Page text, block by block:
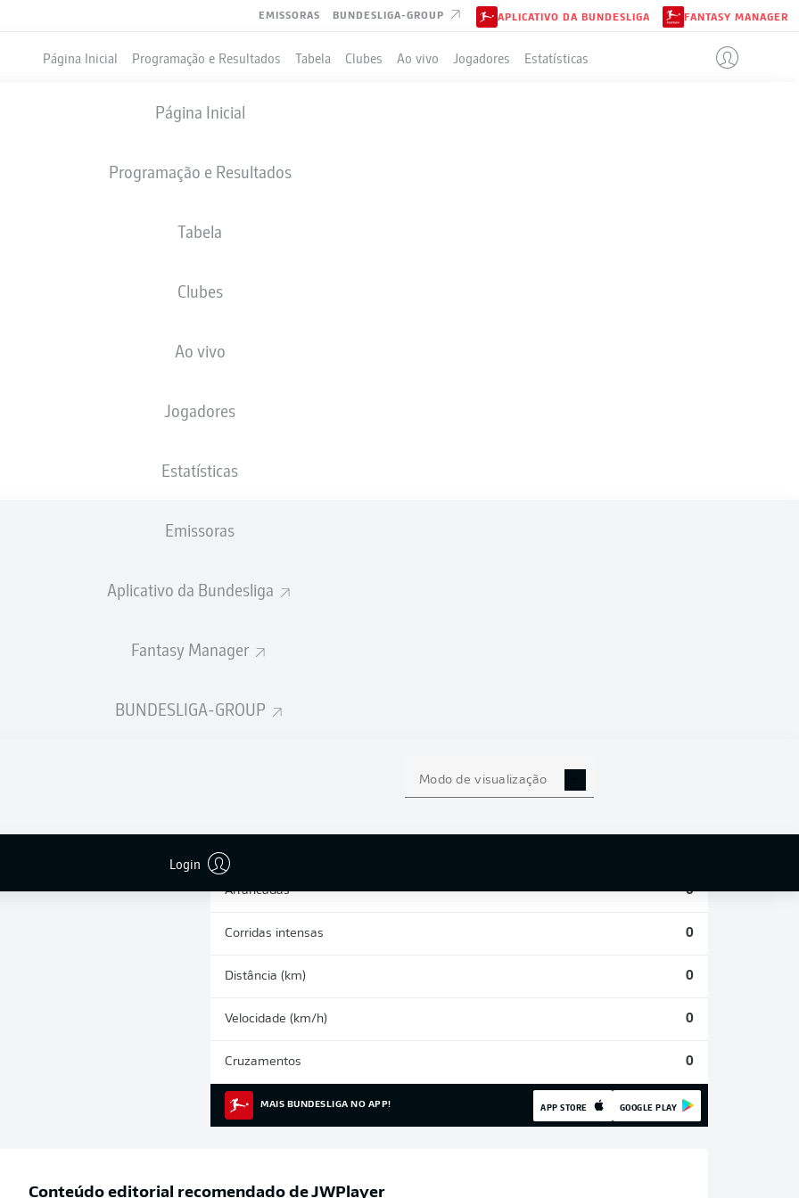
EMISSORAS BUNDESLIGA-GROUP APLICATIVO DA BUNDESLIGA FANTASY MANAGER
Página Inicial Programação e Resultados Tabela Clubes Ao vivo Jogadores Estatísticas
Página Inicial
Programação e Resultados
Tabela
Clubes
Ao vivo
Jogadores
Estatísticas
Emissoras
Aplicativo da Bundesliga
Fantasy Manager
BUNDESLIGA-GROUP
Modo de visualização
Login
30.06.1998
DA TEMPORADA 2026/2027
Arrancadas 0
Corridas intensas 0
Distância (km) 0
Velocidade (km/h) 0
Cruzamentos 0
MAIS BUNDESLIGA NO APP! APP STORE GOOGLE PLAY
Conteúdo editorial recomendado deJWPlayer